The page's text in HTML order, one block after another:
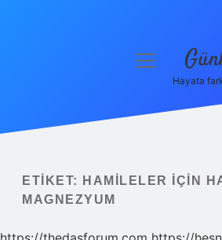
Yasal Uyarı
menüyü
Hayata
ETIKET:
HAMILELER IÇIN
MAGNEZYUM